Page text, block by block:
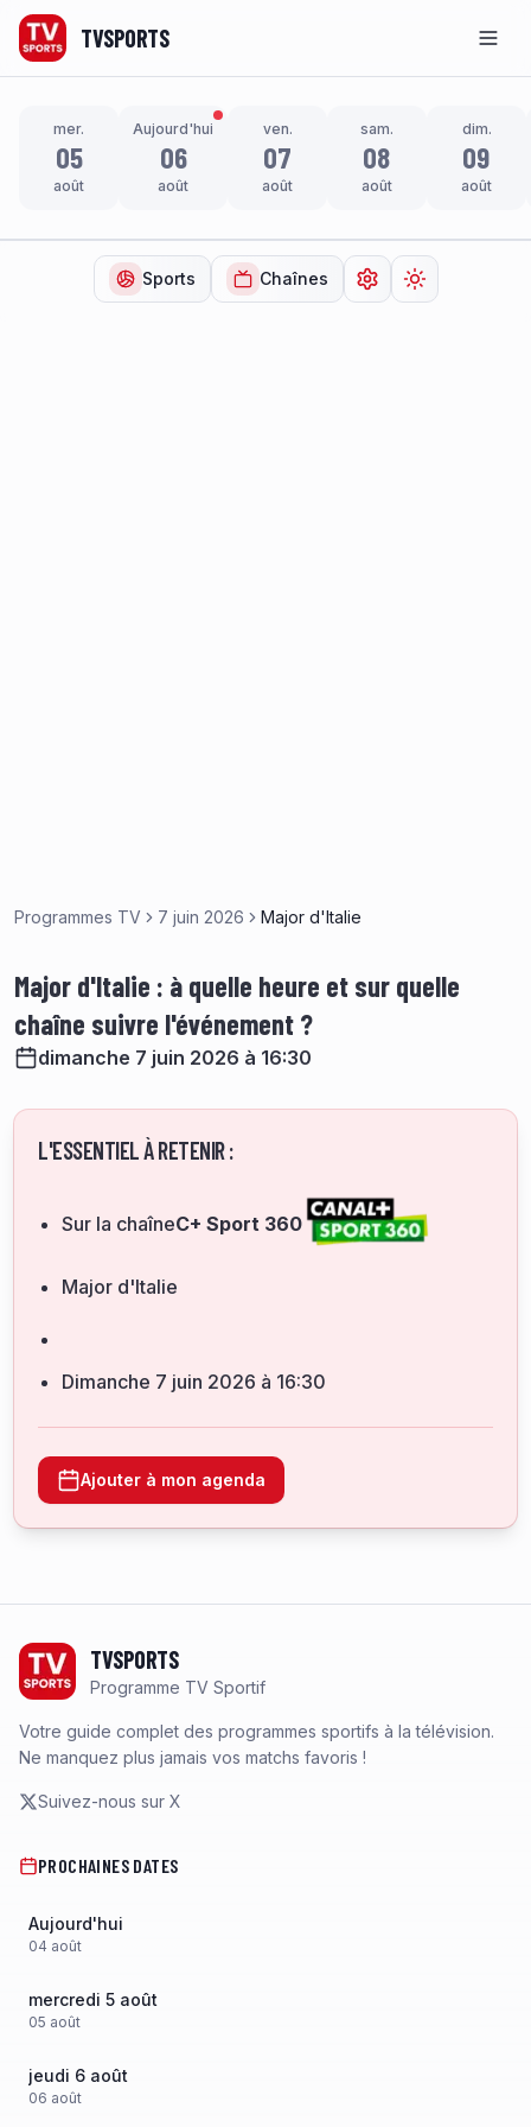
TVSPORTS
mer.
05
août
Aujourd'hui
06
août
ven.
07
août
sam.
08
août
dim.
09
août
Sports Chaînes Ouvrir lesChanger de
Programmes TV 7 juin 2026 Major d'Italie
Major d'Italie : à quelle heure et sur quelle
chaîne suivre l'événement ?
dimanche 7 juin 2026 à 16:30
L'ESSENTIEL À RETENIR :
Sur la chaîneC+ Sport 360
Major d'Italie
dimanche 7 juin 2026 à 16:30
Ajouter à mon agenda
TVSPORTS
Programme TV Sportif
Votre guide complet des programmes sportifs à la télévision.
Ne manquez plus jamais vos matchs favoris !
Suivez-nous sur X
PROCHAINES DATES
Aujourd'hui
04 août
mercredi 5 août
05 août
jeudi 6 août
06 août